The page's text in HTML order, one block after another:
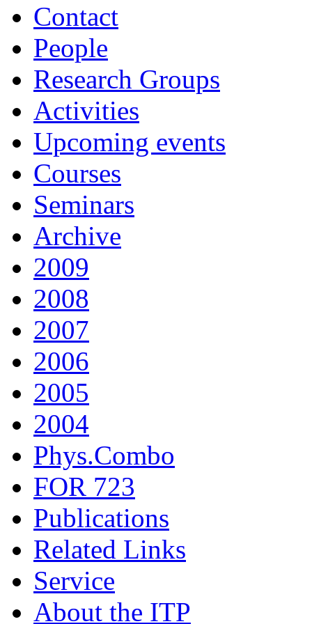
Contact
People
Research Groups
Activities
Upcoming events
Courses
Seminars
Archive
2009
2008
2007
2006
2005
2004
Phys.Combo
FOR 723
Publications
Related Links
Service
About the ITP